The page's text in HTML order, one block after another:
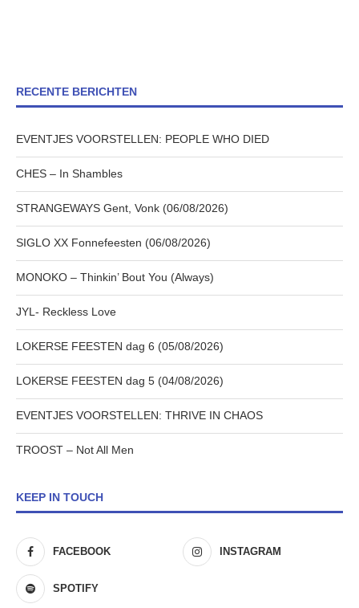
RECENTE BERICHTEN
EVENTJES VOORSTELLEN: PEOPLE WHO DIED
CHES – In Shambles
STRANGEWAYS Gent, Vonk (06/08/2026)
SIGLO XX Fonnefeesten (06/08/2026)
MONOKO – Thinkin’ Bout You (Always)
JYL- Reckless Love
LOKERSE FEESTEN dag 6 (05/08/2026)
LOKERSE FEESTEN dag 5 (04/08/2026)
EVENTJES VOORSTELLEN: THRIVE IN CHAOS
TROOST – Not All Men
KEEP IN TOUCH
FACEBOOK INSTAGRAM
SPOTIFY